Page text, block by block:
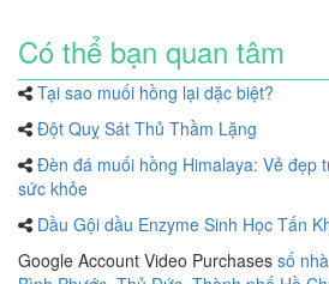
Có thể bạn quan tâm
Tại sao muối hồng lại dặc biệt?
Đột Quỵ Sát Thủ Thầm Lặng
Đèn đá muối hồng Himalaya: Vẻ đẹp
sức khỏe
Dầu Gội dầu Enzyme Sinh Học Tấn
Google Account Video Purchases số